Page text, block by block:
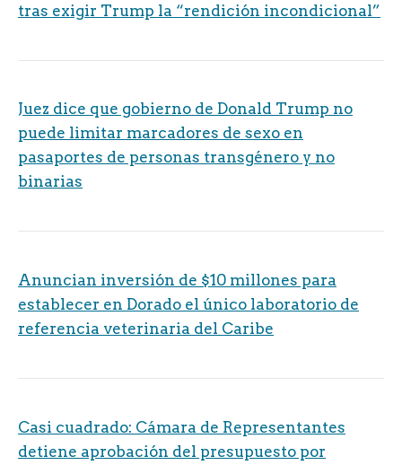
tras exigir Trump la “rendición incondicional”
Juez dice que gobierno de Donald Trump no
puede limitar marcadores de sexo en
pasaportes de personas transgénero y no
binarias
Anuncian inversión de $10 millones para
establecer en Dorado el único laboratorio de
referencia veterinaria del Caribe
Casi cuadrado: Cámara de Representantes
detiene aprobación del presupuesto por